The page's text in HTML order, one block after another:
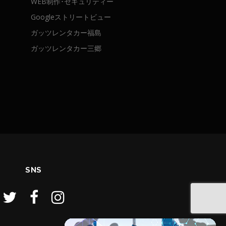
Googleストリートビュー
ガッツレンタカー福島
ガッツレンタカー三郷
SNS